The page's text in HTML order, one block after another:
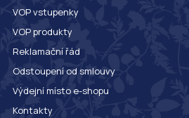
VOP vstupenky
VOP produkty
Reklamační řád
Odstoupení od smlouvy
Výdejní místo e-shopu
Kontakty